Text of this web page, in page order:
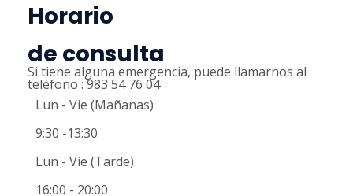
Horario
de consulta
Si tiene alguna emergencia, puede llamarnos al
teléfono : 983 54 76 04
Lun - Vie (Mañanas)
9:30 -13:30
Lun - Vie (Tarde)
16:00 - 20:00